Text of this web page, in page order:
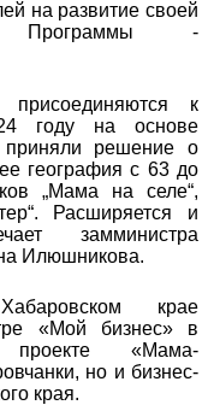
на развитие своей
Программы -
к
году на основе
решение о
география с 63 до
„Мама на селе“,
Расширяется и
замминистра
Илюшникова.
крае
«Мой бизнес» в
«Мама-
но и бизнес-
края.